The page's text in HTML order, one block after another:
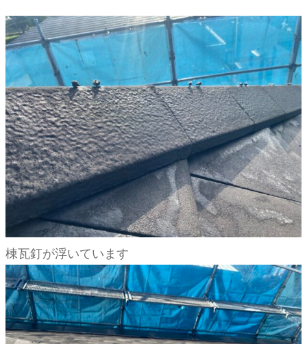
棟瓦釘が浮いています